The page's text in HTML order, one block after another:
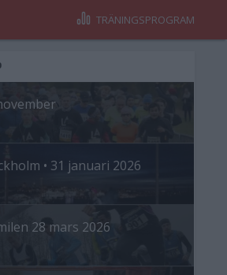
TRÄNINGSPROGRAM
• 31 januari 2026
28 mars 2026